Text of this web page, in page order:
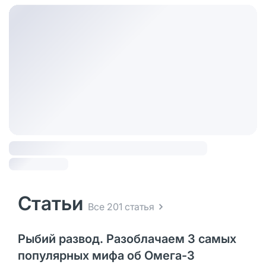
Статьи Все 201 статья
Рыбий развод. Разоблачаем 3 самых
популярных мифа об Омега-3